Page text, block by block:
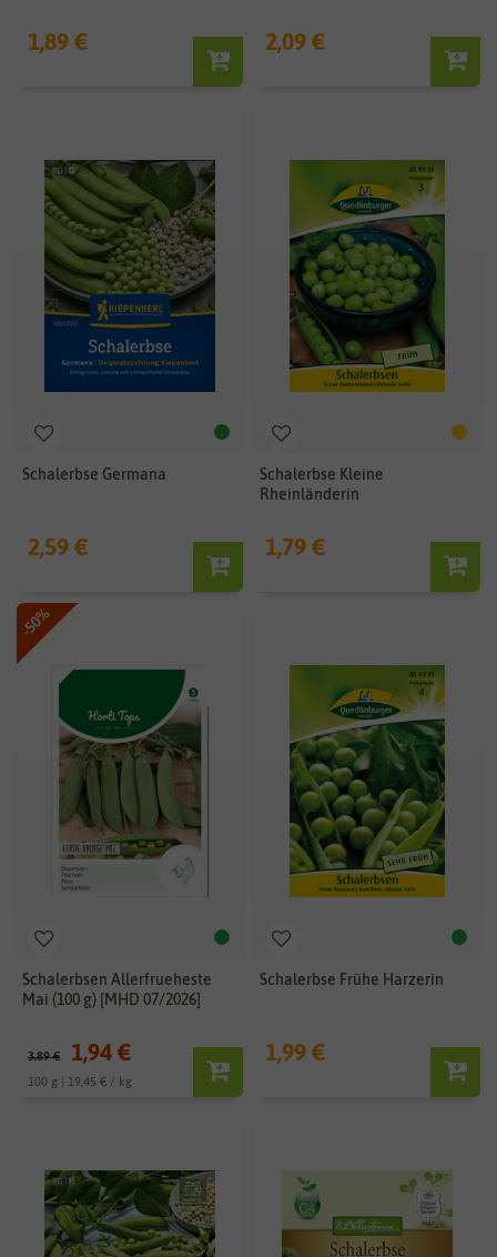
1,89 € 2,09 €
Schalerbse Germana
2,59 €
Schalerbse Kleine
Rheinländerin
1,79 €
-50%
Schalerbsen Allerfrueheste
Mai (100 g) [MHD 07/2026]
3,89 € 1,94 €
100 g | 19,45 € / kg
Schalerbse Frühe Harzerin
1,99 €